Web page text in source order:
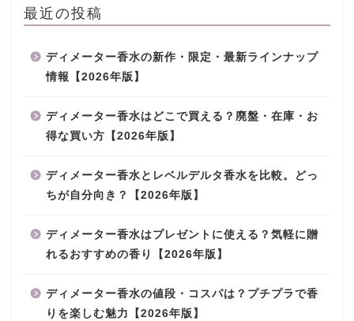
最近の投稿
ディメーター香水の新作・限定・最新ラインナップ
情報【2026年版】
ディメーター香水はどこで買える？廃盤・在庫・お
得な買い方【2026年版】
ディメーター香水とレベルデルタ香水を比較。どっ
ちが自分向き？【2026年版】
ディメーター香水はプレゼントに使える？気軽に贈
れるおすすめの香り【2026年版】
ディメーター香水の値段・コスパは？プチプラで香
りを楽しむ魅力【2026年版】